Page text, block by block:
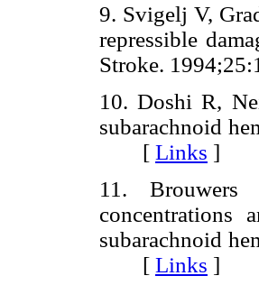
9. Svigelj V,
repressible
Stroke.
10. Doshi R,
subarachnoid
[ Links ]
11. Brouwers
concentrations
subarachnoid
[ Links ]